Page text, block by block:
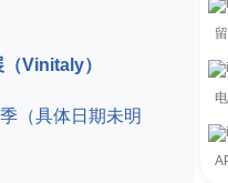
Vinitaly）
（具体日期未明